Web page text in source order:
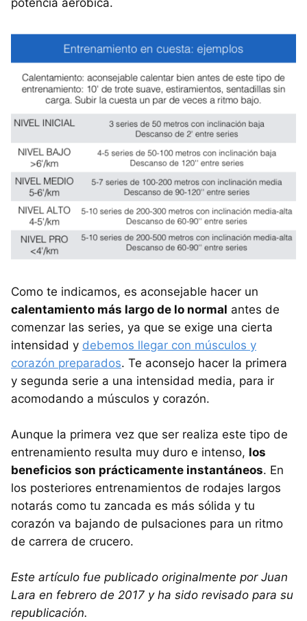
Como te indicamos, es aconsejable hacer un
calentamiento más largo de lo normal antes de
comenzar las series, ya que se exige una cierta
intensidad y debemos llegar con músculos y
corazón preparados. Te aconsejo hacer la primera
y segunda serie a una intensidad media, para ir
acomodando a músculos y corazón.
Aunque la primera vez que ser realiza este tipo de
entrenamiento resulta muy duro e intenso, los
beneficios son prácticamente instantáneos. En
los posteriores entrenamientos de rodajes largos
notarás como tu zancada es más sólida y tu
corazón va bajando de pulsaciones para un ritmo
de carrera de crucero.
Este artículo fue publicado originalmente por Juan
Lara en febrero de 2017 y ha sido revisado para su
republicación.